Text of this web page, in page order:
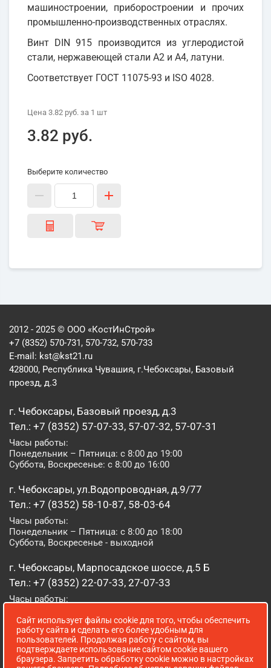
машиностроении, приборостроении и прочих
промышленно-производственных отраслях.
Винт DIN 915 производится из углеродистой
стали, нержавеющей стали А2 и А4, латуни.
Соответствует ГОСТ 11075-93 и ISO 4028.
Цена 3.82 руб. за 1 шт
3.82 руб.
Выберите количество
2012 - 2025 © ООО «КостИнСтрой»
+7 (8352) 570-731, 570-732, 570-733
E-mail: kst@kst21.ru
428000, Республика Чувашия, г.Чебоксары, Базовый
проезд, д.3
г. Чебоксары, Базовый проезд, д.3
Тел.: +7 (8352) 57-07-33, 57-07-32, 57-07-31
Часы работы:
Понедельник – Пятница: с 8:00 до 19:00
Суббота, Воскресенье: с 8:00 до 16:00
г. Чебоксары, ул.Водопроводная, д.9/77
Тел.: +7 (8352) 58-10-87, 58-03-64
Часы работы:
Понедельник – Пятница: с 8:00 до 18:00
Суббота, Воскресенье - выходной
г. Чебоксары, Марпосадское шоссе, д.5 Б
Тел.: +7 (8352) 22-07-33, 27-07-33
Часы работы:
Суббота, Воскресенье: с 8:00 до 16:00
г. Йошкар-Ола, ул. Луначарского, д. 52 А
Тел.: (8362) 41-07-31
Сайт использует файлы cookie для того, чтобы обеспечить
работу сайта и сделать его более удобным для
пользователей. Продолжая работу с сайтом, вы
подтверждаете использование сайтом cookie вашего
браузера. Запретить обработку cookie можно в настройках